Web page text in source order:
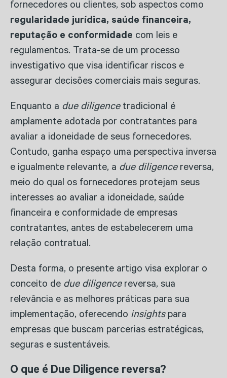
fornecedores ou clientes, sob aspectos como
regularidade jurídica, saúde financeira,
reputação e conformidade com leis e
regulamentos. Trata-se de um processo
investigativo que visa identificar riscos e
assegurar decisões comerciais mais seguras.
Enquanto a due diligencetradicional é
amplamente adotada por contratantes para
avaliar a idoneidade de seus fornecedores.
Contudo, ganha espaço uma perspectiva inversa
e igualmente relevante, a due diligencereversa,
meio do qual os fornecedores protejam seus
interesses ao avaliar a idoneidade, saúde
financeira e conformidade de empresas
contratantes, antes de estabelecerem uma
relação contratual.
Desta forma, o presente artigo visa explorar o
conceito de due diligencereversa, sua
relevância e as melhores práticas para sua
implementação, oferecendo insightspara
empresas que buscam parcerias estratégicas,
seguras e sustentáveis.
O que é Due Diligence reversa?